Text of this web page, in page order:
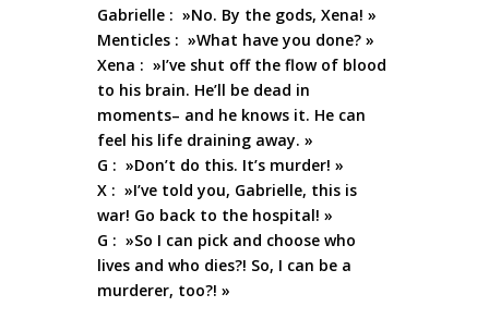
Gabrielle : »No. By the gods, Xena! »
Menticles : »What have you done? »
Xena : »I’ve shut off the flow of blood
to his brain. He’ll be dead in
moments– and he knows it. He can
feel his life draining away. »
G : »Don’t do this. It’s murder! »
X : »I’ve told you, Gabrielle, this is
war! Go back to the hospital! »
G : »So I can pick and choose who
lives and who dies?! So, I can be a
murderer, too?! »